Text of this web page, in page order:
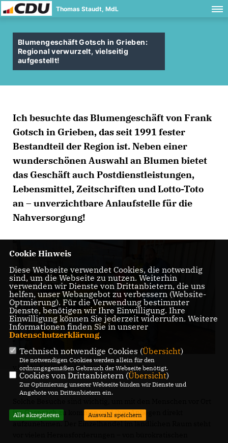
Thomas Staudt, MdL
Blumengeschäft Gotsch in Grieben:
Regional verwurzelt, vielseitig
aufgestellt!
Ich besuchte das Blumengeschäft von Frank
Gotsch in Grieben, das seit 1991 fester
Bestandteil der Region ist. Neben einer
wunderschönen Auswahl an Blumen bietet
das Geschäft auch Postdienstleistungen,
Lebensmittel, Zeitschriften und Lotto-Toto
an – unverzichtbare Anlaufstelle für die
Nahversorgung!
v.l. Inhaberin Carola Gotsch, Thomas Staudt
ins Gespräch zu kommen und ihre Anliegen direkt
aufzunehmen. Der Einzelhandel im ländlichen Raum steht
Cookie Hinweis
Diese Webseite verwendet Cookies, die notwendig
sind, um die Webseite zu nutzen. Weiterhin
verwenden wir Dienste von Drittanbietern, die uns
helfen, unser Webangebot zu verbessern (Website-
Optmierung). Für die Verwendung bestimmter
Dienste, benötigen wir Ihre Einwilligung. Ihre
Einwilligung können Sie jederzeit widerrufen. Weitere
Informationen finden Sie in unserer
Datenschutzerklärung.
Technisch notwendige Cookies (Übersicht)
Die notwendigen Cookies werden allein für den
ordnungsgemäßen Gebrauch der Webseite benötigt.
Cookies von Drittanbietern (Übersicht)
Zur Optimierung unserer Webseite binden wir Dienste und
Angebote von Drittanbietern ein.
Alle akzeptieren Auswahl speichern